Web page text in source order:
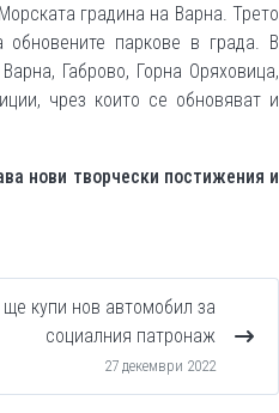
градина на Варна. Трето
паркове в града. В
Габрово, Горна Оряховица,
чрез които се обновяват и
нови творчески постижения и
купи нов автомобил за
социалния патронаж
27 декември 2022